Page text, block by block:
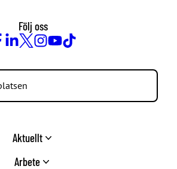
Följ oss
Aktuellt
Arbete